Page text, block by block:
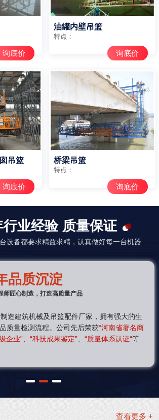
询底价
油罐内壁吊篮
特点：
询底价
吊篮
询底价
桥梁吊篮
特点：
询底价
行业经验 质量保证
设备都要求精益求精，认真做好每一台机器
品质沉淀
师匠心制造，打造高质量产品
造建筑机械及吊篮配件厂家，拥有强大的生
质量检测流程。公司先后荣获“河南省著名商
企业”、“科技成果鉴定”、“质量体系认证“等
1 2 3
查看更多 +